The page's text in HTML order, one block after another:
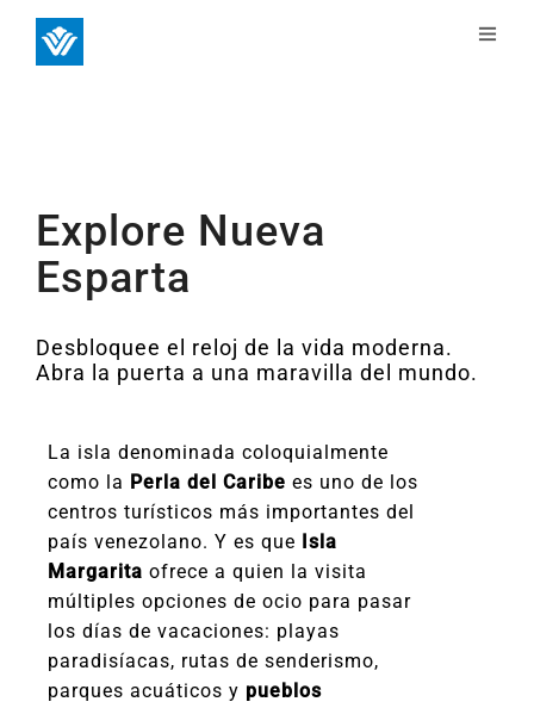
Explore Nueva
Esparta
Desbloquee el reloj de la vida moderna.
Abra la puerta a una maravilla del mundo.
La isla denominada coloquialmente
como la Perla del Caribe es uno de los
centros turísticos más importantes del
país venezolano. Y es que Isla
Margarita ofrece a quien la visita
múltiples opciones de ocio para pasar
los días de vacaciones: playas
paradisíacas, rutas de senderismo,
parques acuáticos y pueblos